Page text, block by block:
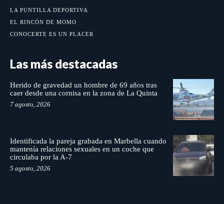
LA PUNTILLA DEPORTIVA
EL RINCÓN DE MOMO
CONOCERTE ES UN PLACER
Las más destacadas
Herido de gravedad un hombre de 69 años tras
caer desde una cornisa en la zona de La Quinta
7 agosto, 2026
Identificada la pareja grabada en Marbella cuando
mantenía relaciones sexuales en un coche que
circulaba por la A-7
5 agosto, 2026